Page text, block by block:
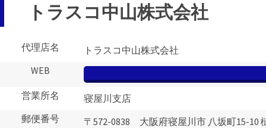
トラスコ中山株式会社
代理店名
トラスコ中山株式会社
WEB
営業所名
寝屋川支店
郵便番号
〒572-0838 大阪府寝屋川市 八坂町15-10